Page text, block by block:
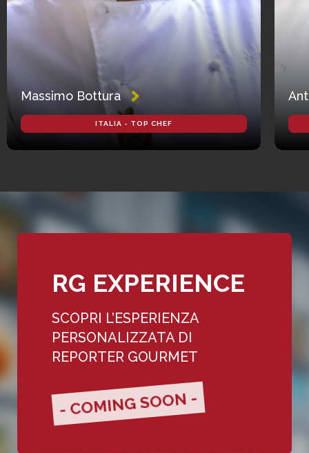
Massimo Bottura
ITALIA - TOP CHEF
RG EXPERIENCE
SCOPRI L’ESPERIENZA
PERSONALIZZATA DI
REPORTER GOURMET
- COMING SOON -